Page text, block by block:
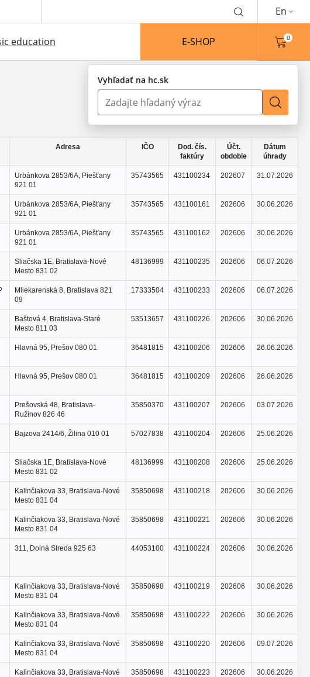
Vyhľadať na hc.sk
En
education E-SHOP 0
Adresa IČO
Dod. čís.
faktúry
Účt.
obdobie
Dátum
úhrady
Urbánkova 2853/6A, Piešťany
921 01
35743565 431100234 202607 31.07.2026
Urbánkova 2853/6A, Piešťany
921 01
35743565 431100161 202606 30.06.2026
Urbánkova 2853/6A, Piešťany
921 01
35743565 431100162 202606 30.06.2026
Sliačska 1E, Bratislava-Nové
Mesto 831 02
48136999 431100235 202606 06.07.2026
Mliekarenská 8, Bratislava 821
09
17333504 431100233 202606 06.07.2026
Baštová 4, Bratislava-Staré
Mesto 811 03
53513657 431100226 202606 30.06.2026
Hlavná 95, Prešov 080 01 36481815 431100206 202606 26.06.2026
Hlavná 95, Prešov 080 01 36481815 431100209 202606 26.06.2026
Prešovská 48, Bratislava-
Ružinov 826 46
35850370 431100207 202606 03.07.2026
Bajzova 2414/6, Žilina 010 01 57027838 431100204 202606 25.06.2026
Sliačska 1E, Bratislava-Nové
Mesto 831 02
48136999 431100208 202606 25.06.2026
Kalinčiakova 33, Bratislava-Nové
Mesto 831 04
35850698 431100218 202606 30.06.2026
Kalinčiakova 33, Bratislava-Nové
Mesto 831 04
35850698 431100221 202606 30.06.2026
311, Dolná Streda 925 63 44053100 431100224 202606 30.06.2026
Kalinčiakova 33, Bratislava-Nové
Mesto 831 04
35850698 431100219 202606 30.06.2026
Kalinčiakova 33, Bratislava-Nové
Mesto 831 04
35850698 431100222 202606 30.06.2026
Kalinčiakova 33, Bratislava-Nové
Mesto 831 04
35850698 431100220 202606 09.07.2026
Kalinčiakova 33, Bratislava-Nové
35850698 431100223 202606 30.06.2026